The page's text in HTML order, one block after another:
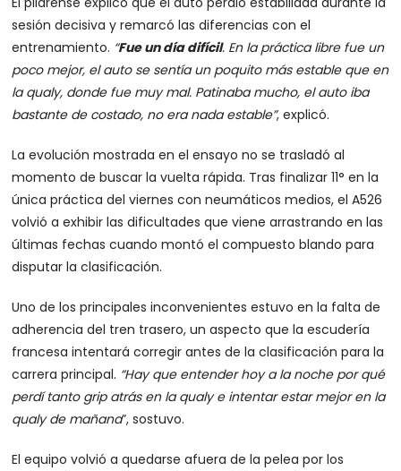
sesión decisiva y remarcó las diferencias con el
entrenamiento. “Fue un día difícil. En la práctica libre fue un
poco mejor, el auto se sentía un poquito más estable que en
la qualy, donde fue muy mal. Patinaba mucho, el auto iba
bastante de costado, no era nada estable”, explicó.
La evolución mostrada en el ensayo no se trasladó al
momento de buscar la vuelta rápida. Tras finalizar 11° en la
única práctica del viernes con neumáticos medios, el A526
volvió a exhibir las dificultades que viene arrastrando en las
últimas fechas cuando montó el compuesto blando para
disputar la clasificación.
Uno de los principales inconvenientes estuvo en la falta de
adherencia del tren trasero, un aspecto que la escudería
francesa intentará corregir antes de la clasificación para la
carrera principal. “Hay que entender hoy a la noche por qué
perdí tanto grip atrás en la qualy e intentar estar mejor en la
qualy de mañana”, sostuvo.
El equipo volvió a quedarse afuera de la pelea por los